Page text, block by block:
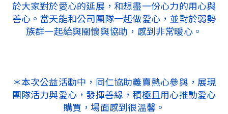
於大家對於愛心的延展，和想盡一份心力的用心與
善心。當天能和公司團隊一起做愛心，並對於弱勢
族群一起給與關懷與協助，感到非常暖心。
＊本次公益活動中，同仁協助義賣熱心參與，展現
團隊活力與愛心，發揮善緣，積極且用心推動愛心
購買，場面感到很溫馨。